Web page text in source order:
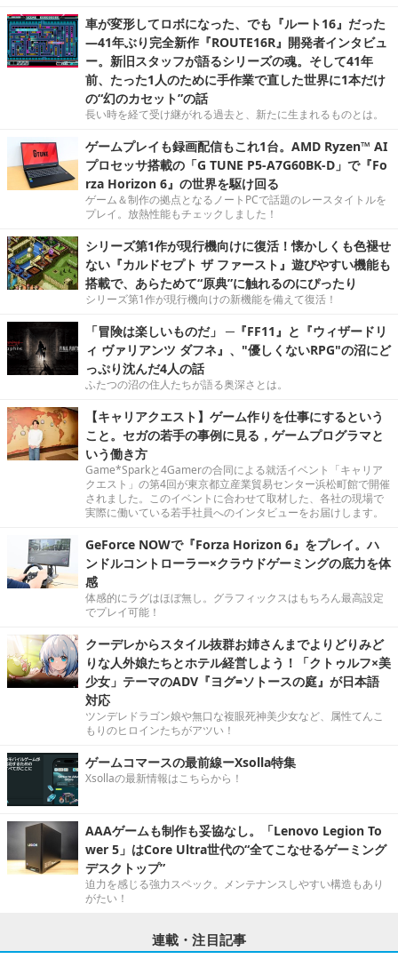
車が変形してロボになった、でも『ルート16』だった
―41年ぶり完全新作『ROUTE16R』開発者インタビュ
ー。新旧スタッフが語るシリーズの魂。そして41年
前、たった1人のために手作業で直した世界に1本だけ
の“幻のカセット”の話
長い時を経て受け継がれる過去と、新たに生まれるものとは。
ゲームプレイも録画配信もこれ1台。AMD Ryzen™ AI
プロセッサ搭載の「G TUNE P5-A7G60BK-D」で『Fo
rza Horizon 6』の世界を駆け回る
ゲーム＆制作の拠点となるノートPCで話題のレースタイトルを
プレイ。放熱性能もチェックしました！
シリーズ第1作が現行機向けに復活！懐かしくも色褪せ
ない『カルドセプト ザ ファースト』遊びやすい機能も
搭載で、あらためて“原典”に触れるのにぴったり
シリーズ第1作が現行機向けの新機能を備えて復活！
「冒険は楽しいものだ」 ─『FF11』と『ウィザードリ
ィ ヴァリアンツ ダフネ』、"優しくないRPG"の沼にど
っぷり沈んだ4人の話
ふたつの沼の住人たちが語る奥深さとは。
【キャリアクエスト】ゲーム作りを仕事にするという
こと。セガの若手の事例に見る，ゲームプログラマと
いう働き方
Game*Sparkと4Gamerの合同による就活イベント「キャリア
クエスト」の第4回が東京都立産業貿易センター浜松町館で開催
されました。このイベントに合わせて取材した、各社の現場で
実際に働いている若手社員へのインタビューをお届けします。
GeForce NOWで『Forza Horizon 6』をプレイ。ハ
ンドルコントローラー×クラウドゲーミングの底力を体
感
体感的にラグはほぼ無し。グラフィックスはもちろん最高設定
でプレイ可能！
クーデレからスタイル抜群お姉さんまでよりどりみど
りな人外娘たちとホテル経営しよう！「クトゥルフ×美
少女」テーマのADV『ヨグ=ソトースの庭』が日本語
対応
ツンデレドラゴン娘や無口な複眼死神美少女など、属性てんこ
もりのヒロインたちがアツい！
ゲームコマースの最前線ーXsolla特集
Xsollaの最新情報はこちらから！
AAAゲームも制作も妥協なし。「Lenovo Legion To
wer 5」はCore Ultra世代の“全てこなせるゲーミング
デスクトップ”
迫力を感じる強力スペック。メンテナンスしやすい構造もあり
がたい！
連載・注目記事